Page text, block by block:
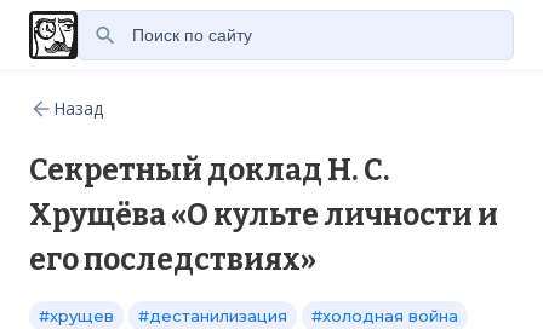
Назад
Секретный доклад Н. С.
Хрущёва «О культе личности и
его последствиях»
#хрущев #дестанилизация
#холодная война